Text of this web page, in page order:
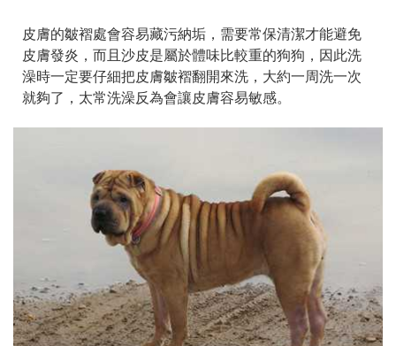
皮膚的皺褶處會容易藏污納垢，需要常保清潔才能避免
皮膚發炎，而且沙皮是屬於體味比較重的狗狗，因此洗
澡時一定要仔細把皮膚皺褶翻開來洗，大約一周洗一次
就夠了，太常洗澡反為會讓皮膚容易敏感。